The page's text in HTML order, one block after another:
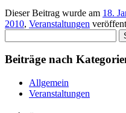
Dieser Beitrag wurde am 18.
2010, Veranstaltungen
nach:
Beiträge nach
Allgemein
Veranstaltungen